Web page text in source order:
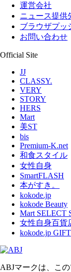
運営会社
ニュース提供
ブラウザプッ
お問い合わせ
Official Site
JJ
CLASSY.
VERY
STORY
HERS
Mart
美ST
bis
Premium-K.net
和食スタイル
女性自身
SmartFLASH
本がすき。
kokode.jp
kokode Beauty
Mart SELECT
女性自身百貨
kokode.jp GIFT
ABJマークは、こ